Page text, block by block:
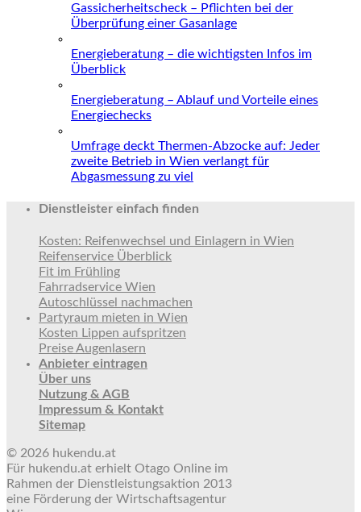
Gassicherheitscheck – Pflichten bei der
Überprüfung einer Gasanlage
Energieberatung – die wichtigsten Infos im
Überblick
Energieberatung – Ablauf und Vorteile eines
Energiechecks
Umfrage deckt Thermen-Abzocke auf: Jeder
zweite Betrieb in Wien verlangt für
Abgasmessung zu viel
Dienstleister einfach finden
Kosten: Reifenwechsel und Einlagern in Wien
Reifenservice Überblick
Fit im Frühling
Fahrradservice Wien
Autoschlüssel nachmachen
Partyraum mieten in Wien
Kosten Lippen aufspritzen
Preise Augenlasern
Anbieter eintragen
Über uns
Nutzung & AGB
Impressum & Kontakt
Sitemap
© 2026 hukendu.at
Für hukendu.at erhielt Otago Online im
Rahmen der Dienstleistungsaktion 2013
eine Förderung der Wirtschaftsagentur